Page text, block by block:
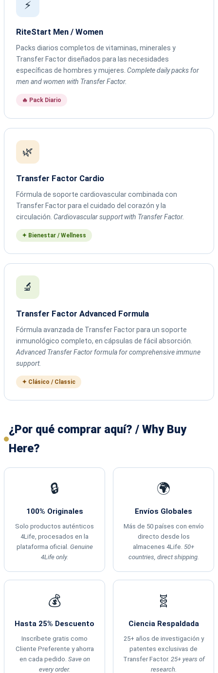
⚡
RiteStart Men / Women
Packs diarios completos de vitaminas, minerales y
Transfer Factor diseñados para las necesidades
específicas de hombres y mujeres. Complete daily packs for
men and women with Transfer Factor.
🔥 Pack Diario
🌿
Transfer Factor Cardio
Fórmula de soporte cardiovascular combinada con
Transfer Factor para el cuidado del corazón y la
circulación. Cardiovascular support with Transfer Factor.
✦ Bienestar / Wellness
🔬
Transfer Factor Advanced Formula
Fórmula avanzada de Transfer Factor para un soporte
inmunológico completo, en cápsulas de fácil absorción.
Advanced Transfer Factor formula for comprehensive immune
support.
✦ Clásico / Classic
¿Por qué comprar aquí? / Why Buy
Here?
🔒
100% Originales
Solo productos auténticos
4Life, procesados en la
plataforma oficial. Genuine
4Life only.
🌍
Envíos Globales
Más de 50 países con envío
directo desde los
almacenes 4Life. 50+
countries, direct shipping.
💰
Hasta 25% Descuento
Inscríbete gratis como
Cliente Preferente y ahorra
en cada pedido. Save on
every order.
🧬
Ciencia Respaldada
25+ años de investigación y
patentes exclusivas de
Transfer Factor. 25+ years of
research.